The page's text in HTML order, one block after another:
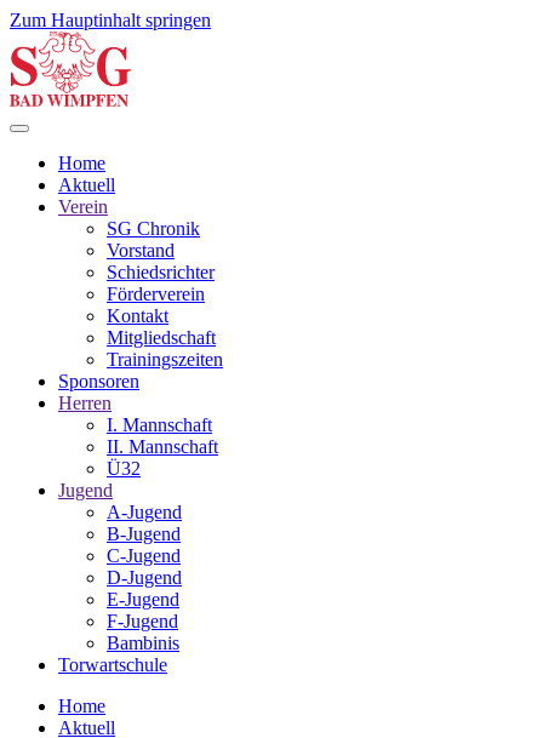
Zum Hauptinhalt springen
Home
Aktuell
Verein
SG Chronik
Vorstand
Schiedsrichter
Förderverein
Kontakt
Mitgliedschaft
Trainingszeiten
Sponsoren
Herren
I. Mannschaft
II. Mannschaft
Ü32
Jugend
A-Jugend
B-Jugend
C-Jugend
D-Jugend
E-Jugend
F-Jugend
Bambinis
Torwartschule
Home
Aktuell